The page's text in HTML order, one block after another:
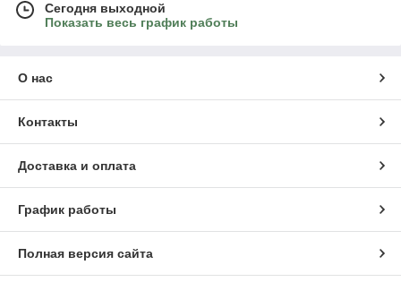
Сегодня выходной
Показать весь график работы
О нас
Контакты
Доставка и оплата
График работы
Полная версия сайта